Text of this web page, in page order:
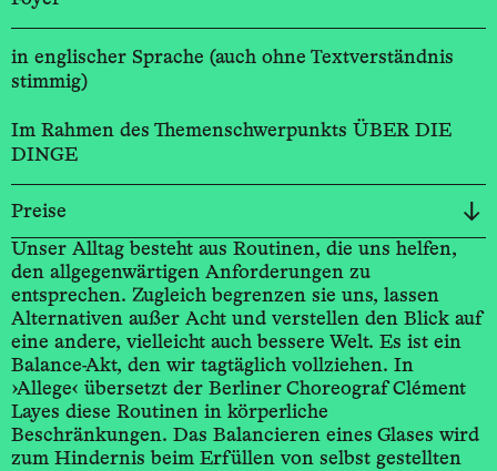
in englischer Sprache (auch ohne Textverständnis
stimmig)
Im Rahmen des Themenschwerpunkts ÜBER DIE
DINGE
Preise
Unser Alltag besteht aus Routinen, die uns helfen,
den allgegenwärtigen Anforderungen zu
entsprechen. Zugleich begrenzen sie uns, lassen
Alternativen außer Acht und verstellen den Blick auf
eine andere, vielleicht auch bessere Welt. Es ist ein
Balance-Akt, den wir tagtäglich vollziehen. In
›Allege‹ übersetzt der Berliner Choreograf Clément
Layes diese Routinen in körperliche
Beschränkungen. Das Balancieren eines Glases wird
zum Hindernis beim Erfüllen von selbst gestellten